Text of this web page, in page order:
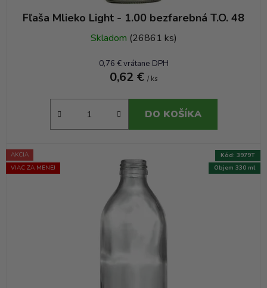
Fľaša Mlieko Light - 1.00 bezfarebná T.O. 48
Skladom (26861 ks)
0,76 € vrátane DPH
0,62 € / ks
DO KOŠÍKA
AKCIA
VIAC ZA MENEJ
Objem 330 ml
Kód: 3979T